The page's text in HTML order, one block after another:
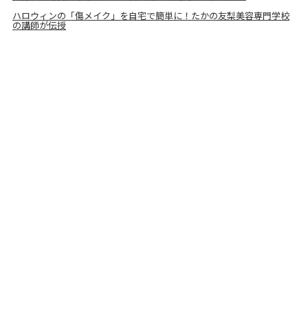
ハロウィンの「傷メイク」を自宅で簡単に！たかの友梨美容専門学校
の講師が伝授